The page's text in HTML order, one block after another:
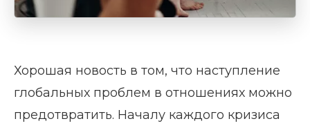
Хорошая новость в том, что наступление
глобальных проблем в отношениях можно
предотвратить. Началу каждого кризиса